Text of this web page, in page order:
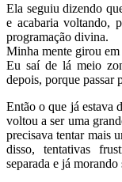
Ela seguiu dizendo
e acabaria voltando,
programação divina.
Minha mente girou em
Eu saí de lá meio
depois, porque passar
Então o que já estava
voltou a ser uma
precisava tentar mais
disso, tentativas
separada e já